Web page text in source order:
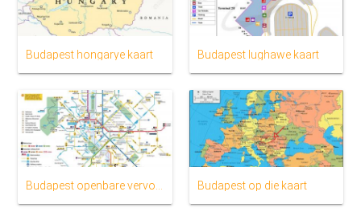
Budapest hongarye kaart Budapest lughawe kaart
Budapest op die kaart